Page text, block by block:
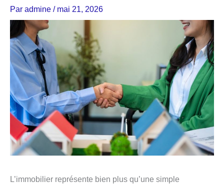
Par admine / mai 21, 2026
L’immobilier représente bien plus qu’une simple